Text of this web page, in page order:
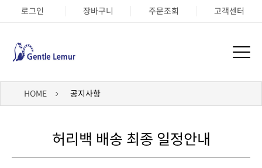
로그인 장바구니 주문조회 고객센터
HOME 공지사항
허리백 배송 최종 일정안내